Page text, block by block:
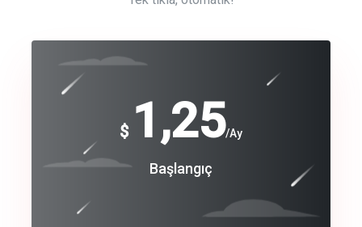
$ 1,25/Ay
Başlangıç
Free
Basic